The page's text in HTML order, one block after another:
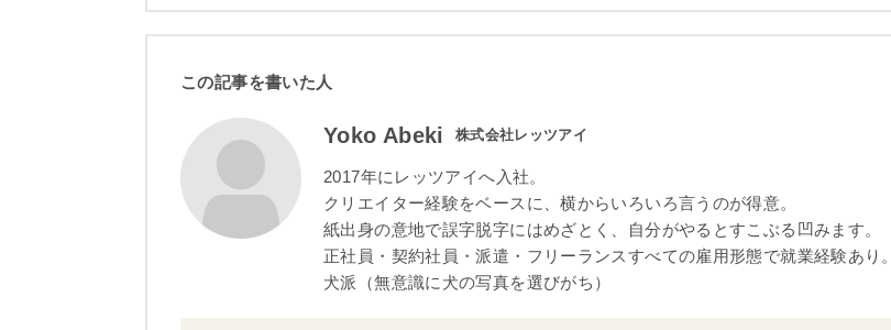
この記事を書いた⼈
Yoko Abeki 株式会社レッツアイ
2017年にレッツアイへ入社。
クリエイター経験をベースに、横からいろいろ言うのが得意。
紙出身の意地で誤字脱字にはめざとく、自分がやるとすこぶる凹みます。
正社員・契約社員・派遣・フリーランスすべての雇用形態で就業経験あり。
犬派（無意識に犬の写真を選びがち）